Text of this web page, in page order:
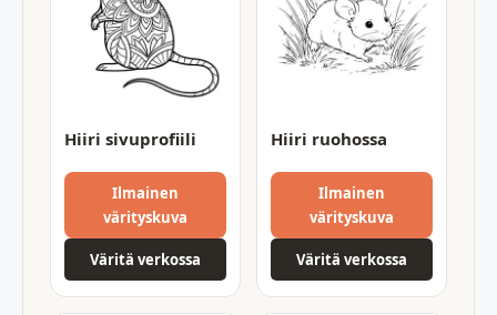
Hiiri sivuprofiili
Ilmainen
värityskuva
Väritä verkossa
Hiiri ruohossa
Ilmainen
värityskuva
Väritä verkossa